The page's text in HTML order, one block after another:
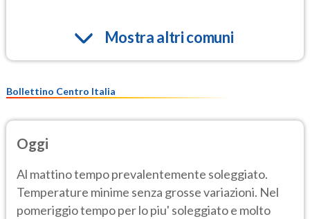
Mostra altri comuni
Bollettino Centro Italia
Oggi
Al mattino tempo prevalentemente soleggiato.
Temperature minime senza grosse variazioni. Nel
pomeriggio tempo per lo piu' soleggiato e molto